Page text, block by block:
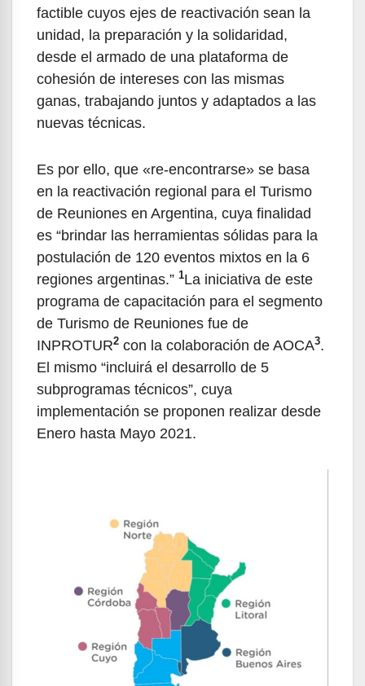
factible cuyos ejes de reactivación sean la
unidad, la preparación y la solidaridad,
desde el armado de una plataforma de
cohesión de intereses con las mismas
ganas, trabajando juntos y adaptados a las
nuevas técnicas.
Es por ello, que «re-encontrarse» se basa
en la reactivación regional para el Turismo
de Reuniones en Argentina, cuya finalidad
es “brindar las herramientas sólidas para la
postulación de 120 eventos mixtos en la 6
regiones argentinas.” 1La iniciativa de este
programa de capacitación para el segmento
de Turismo de Reuniones fue de
INPROTUR2 con la colaboración de AOCA3.
El mismo “incluirá el desarrollo de 5
subprogramas técnicos”, cuya
implementación se proponen realizar desde
Enero hasta Mayo 2021.